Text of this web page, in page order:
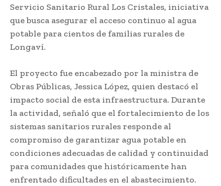
Servicio Sanitario Rural Los Cristales, iniciativa
que busca asegurar el acceso continuo al agua
potable para cientos de familias rurales de
Longaví.
El proyecto fue encabezado por la ministra de
Obras Públicas, Jessica López, quien destacó el
impacto social de esta infraestructura. Durante
la actividad, señaló que el fortalecimiento de los
sistemas sanitarios rurales responde al
compromiso de garantizar agua potable en
condiciones adecuadas de calidad y continuidad
para comunidades que históricamente han
enfrentado dificultades en el abastecimiento.